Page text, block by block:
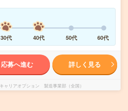
30代 40代 50代 60代
応募へ進む 詳しく見る
ャリアオプション 製造事業部（全国）